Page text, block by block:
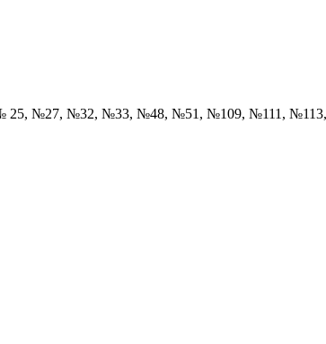
№27, №32, №33, №48, №51, №109, №111,